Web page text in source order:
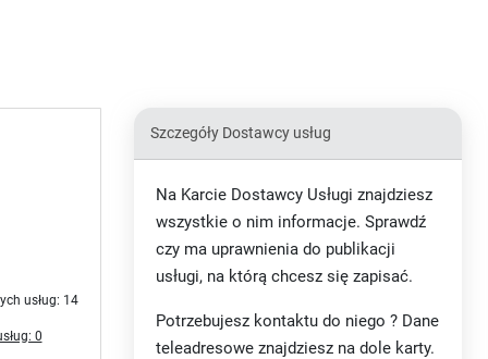
usług: 14
0
Szczegóły Dostawcy usług
Na Karcie Dostawcy Usługi znajdziesz
wszystkie o nim informacje. Sprawdź
czy ma uprawnienia do publikacji
usługi, na którą chcesz się zapisać.
Potrzebujesz kontaktu do niego ? Dane
teleadresowe znajdziesz na dole karty.